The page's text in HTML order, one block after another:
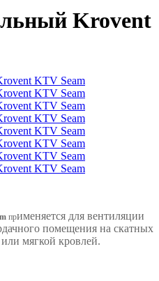
Krovent
применяется для вентиляции
помещения на скатных
мягкой кровлей.